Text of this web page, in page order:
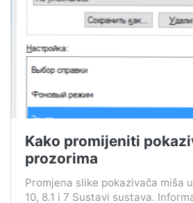
Kako promijeniti
prozorima
Promjena slike pokazivača miša
10, 8.1 i 7 Sustavi sustava.